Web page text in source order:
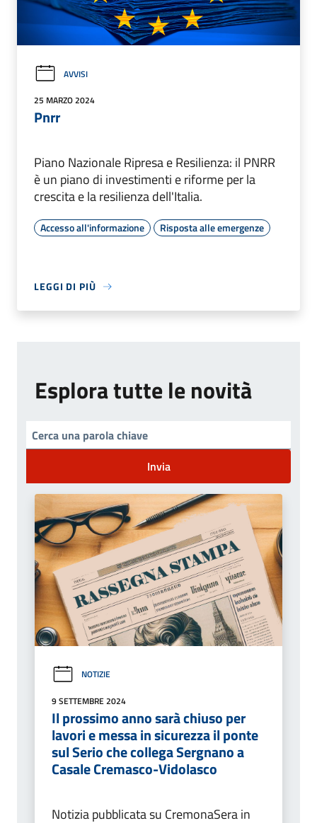
AVVISI
25 MARZO 2024
Pnrr
Piano Nazionale Ripresa e Resilienza: il PNRR
è un piano di investimenti e riforme per la
crescita e la resilienza dell'Italia.
Accesso all'informazione Risposta alle emergenze
LEGGI DI PIÙ
Esplora tutte le novità
Invia
NOTIZIE
9 SETTEMBRE 2024
Il prossimo anno sarà chiuso per
lavori e messa in sicurezza il ponte
sul Serio che collega Sergnano a
Casale Cremasco-Vidolasco
Notizia pubblicata su CremonaSera in